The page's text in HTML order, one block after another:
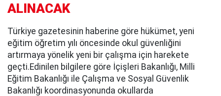
ALINACAK
Türkiye gazetesinin haberine göre hükümet, yeni
eğitim öğretim yılı öncesinde okul güvenliğini
artırmaya yönelik yeni bir çalışma için harekete
geçti.Edinilen bilgilere göre İçişleri Bakanlığı, Milli
Eğitim Bakanlığı ile Çalışma ve Sosyal Güvenlik
Bakanlığı koordinasyonunda okullarda